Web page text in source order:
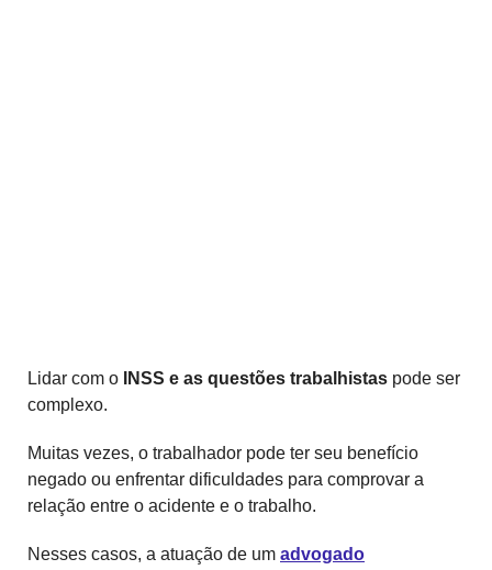
Lidar com o INSS e as questões trabalhistas pode ser
complexo.
Muitas vezes, o trabalhador pode ter seu benefício
negado ou enfrentar dificuldades para comprovar a
relação entre o acidente e o trabalho.
Nesses casos, a atuação de um advogado